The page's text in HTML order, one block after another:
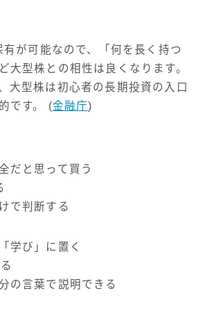
が可能なので、「何を長く持つ
大型株との相性は良くなります。
大型株は初心者の長期投資の入口
です。 (金融庁)
だと思って買う
で判断する
学び」に置く
の言葉で説明できる